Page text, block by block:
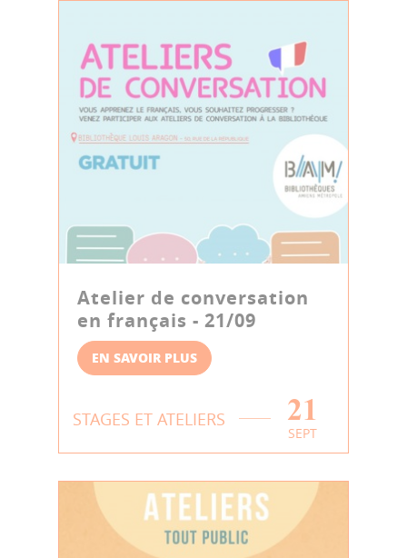
Atelier de conversation
en français - 21/09
EN SAVOIR PLUS
STAGES ET ATELIERS 21
SEPT